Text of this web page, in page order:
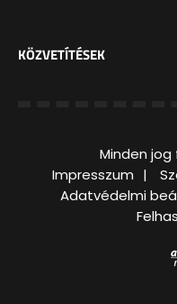
KÖZVETÍTÉSEK
Minden
Impresszum
Adatvédelmi